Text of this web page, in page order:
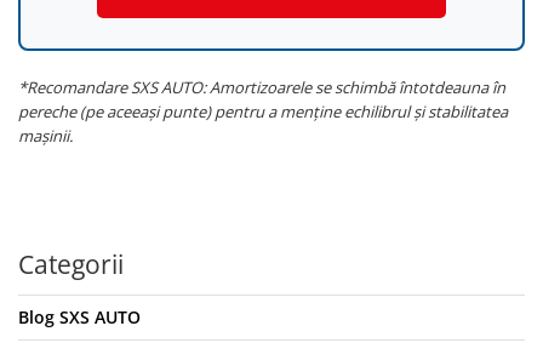
*Recomandare SXS AUTO: Amortizoarele se schimbă întotdeauna în
pereche (pe aceeași punte) pentru a menține echilibrul și stabilitatea
mașinii.
Categorii
Blog SXS AUTO